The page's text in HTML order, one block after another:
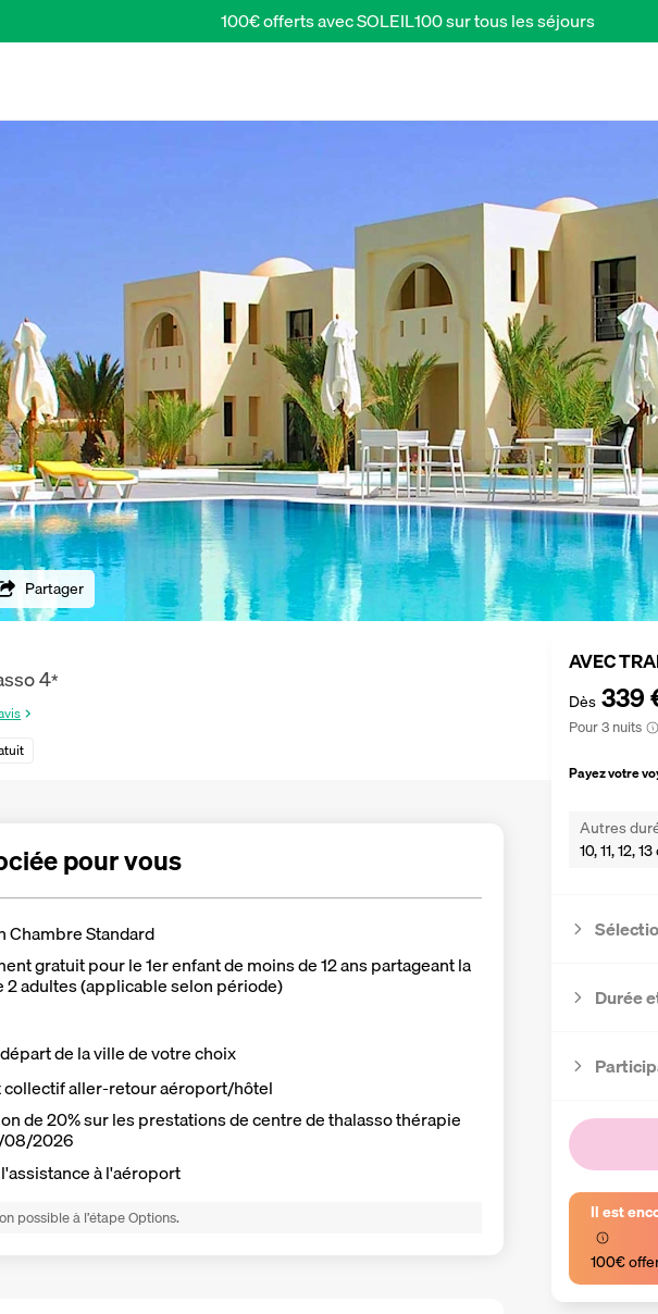
100€ offerts avec SOLEIL100 sur tous les séjours
Partager
4*
AVEC
Dès 339
Pour 3 nuits
Payez votre
Autres
10, 11, 12,
Durée
Il est
100€
pour vous
Chambre Standard
gratuit pour le 1er enfant de moins de 12 ans partageant la
2 adultes (applicable selon période)
de la ville de votre choix
collectif aller-retour aéroport/hôtel
de 20% sur les prestations de centre de thalasso thérapie
08/2026
à l'aéroport
possible à l’étape Options.